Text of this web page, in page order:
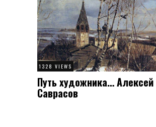
1328 VIEWS
Путь художника… Алексей
Саврасов